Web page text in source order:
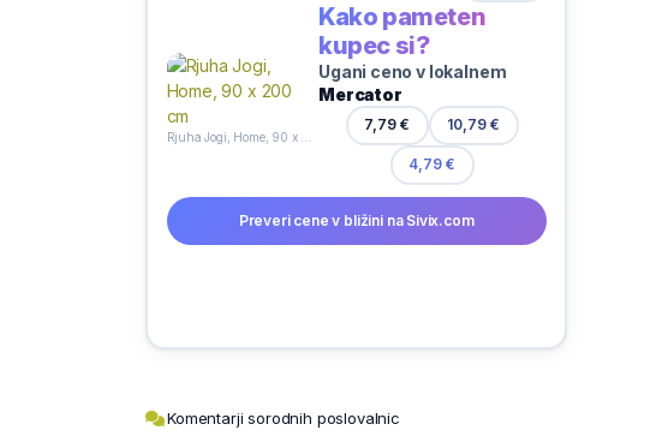
Kako pameten
kupec si?
Ugani ceno v lokalnem
Mercator
7,79 € 10,79 €
4,79 €
Preveri cene v bližini na Sivix.com
Komentarji sorodnih poslovalnic